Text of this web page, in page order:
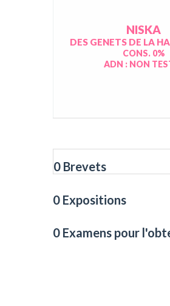
NISKA
DES GENETS DE LA
CONS. 0%
ADN : NON
0 Brevets
0 Expositions
0 Examens pour